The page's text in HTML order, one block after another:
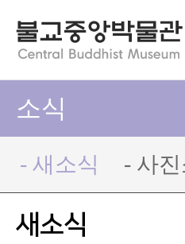
소식
- 새소식 - 사
새소식